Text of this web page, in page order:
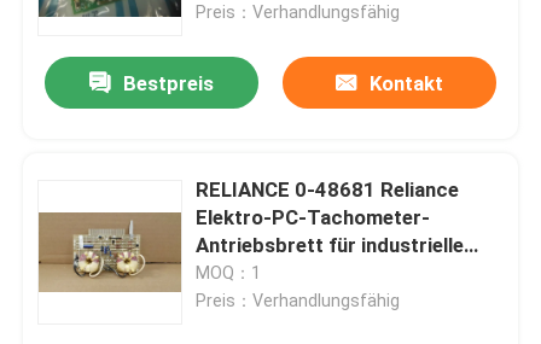
Preis：Verhandlungsfähig
Bestpreis Kontakt
RELIANCE 0-48681 Reliance
Elektro-PC-Tachometer-
Antriebsbrett für industrielle
Automatisierungssysteme
MOQ：1
Preis：Verhandlungsfähig